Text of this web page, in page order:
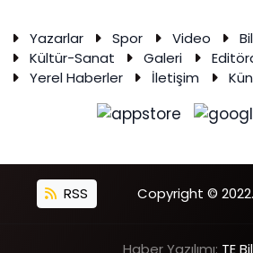
Yazarlar Spor Video
Kültür-Sanat
Galeri
Yerel Haberler
İletişim
RSS Copyright © 2022.
Haber Yazılımı: TE